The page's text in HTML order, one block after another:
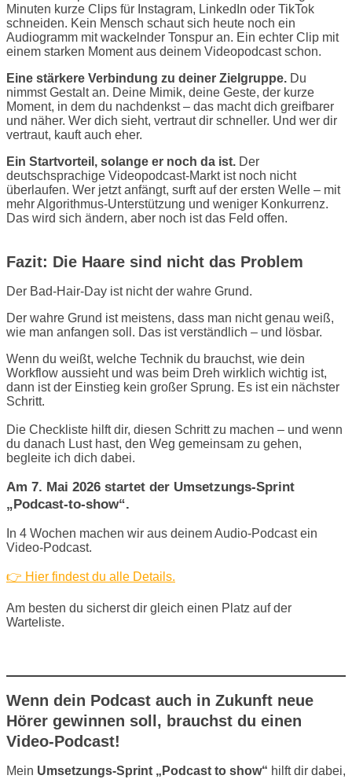
Minuten kurze Clips für Instagram, LinkedIn oder TikTok
schneiden. Kein Mensch schaut sich heute noch ein
Audiogramm mit wackelnder Tonspur an. Ein echter Clip mit
einem starken Moment aus deinem Videopodcast schon.
Eine stärkere Verbindung zu deiner Zielgruppe. Du
nimmst Gestalt an. Deine Mimik, deine Geste, der kurze
Moment, in dem du nachdenkst – das macht dich greifbarer
und näher. Wer dich sieht, vertraut dir schneller. Und wer dir
vertraut, kauft auch eher.
Ein Startvorteil, solange er noch da ist. Der
deutschsprachige Videopodcast-Markt ist noch nicht
überlaufen. Wer jetzt anfängt, surft auf der ersten Welle – mit
mehr Algorithmus-Unterstützung und weniger Konkurrenz.
Das wird sich ändern, aber noch ist das Feld offen.
Fazit: Die Haare sind nicht das Problem
Der Bad-Hair-Day ist nicht der wahre Grund.
Der wahre Grund ist meistens, dass man nicht genau weiß,
wie man anfangen soll. Das ist verständlich – und lösbar.
Wenn du weißt, welche Technik du brauchst, wie dein
Workflow aussieht und was beim Dreh wirklich wichtig ist,
dann ist der Einstieg kein großer Sprung. Es ist ein nächster
Schritt.
Die Checkliste hilft dir, diesen Schritt zu machen – und wenn
du danach Lust hast, den Weg gemeinsam zu gehen,
begleite ich dich dabei.
Am 7. Mai 2026 startet der Umsetzungs-Sprint
„Podcast-to-show“.
In 4 Wochen machen wir aus deinem Audio-Podcast ein
Video-Podcast.
👉 Hier findest du alle Details.
Am besten du sicherst dir gleich einen Platz auf der
Warteliste.
Wenn dein Podcast auch in Zukunft neue
Hörer gewinnen soll, brauchst du einen
Video-Podcast!
Mein Umsetzungs-Sprint „Podcast to show“ hilft dir dabei,